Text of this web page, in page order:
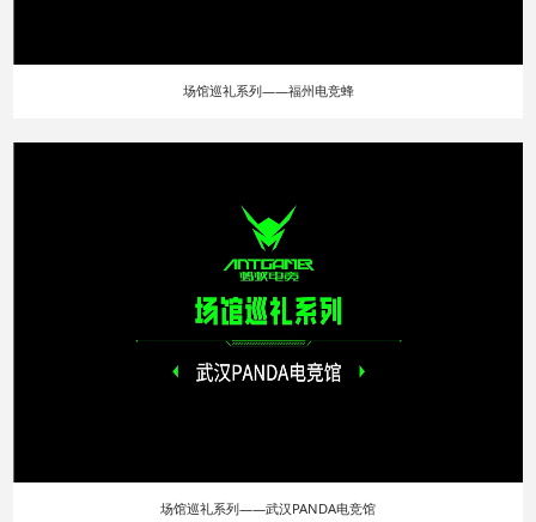
场馆巡礼系列——福州电竞蜂
场馆巡礼系列——武汉PANDA电竞馆